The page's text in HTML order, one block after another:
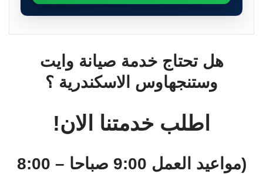
هل تحتاج خدمة صيانة وايت
وستنجهاوس الاسكندرية ؟
اطلب خدمتنا الان!
(مواعيد العمل 9:00 صباحا – 8:00